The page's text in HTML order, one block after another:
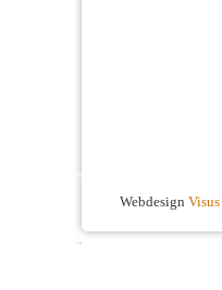
Webdesign Visus